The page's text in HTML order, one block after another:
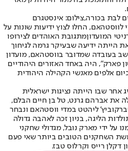
לבת בכורה,צילום: אינסטגרם
החלו לצוץ ידיעות שונות על
המועדוןמתגובת האוהדים לצירופו
הייתה ידיעה שבעיקר גרמה לגיחוך
בעובדה שמדובר בווסטהאם, מועדון
פארק", היה באחד האזורים היהודיים
אלפים מאנשי הקהילה היהודית
אחר שבו הייתה נציגות ישראלית
את אברהם גרנט, טל בן חיים הבלם,
שברקוביץ' ליהטט במדי ווסטהאם ונבחר
הליגה, בניון זכה לאהבה גדולה
על ידי מארק נובל, מגדולי שחקני
השחקנים הטובים ביותר שאי פעם
דקלן רייס וקרלוס טבז.